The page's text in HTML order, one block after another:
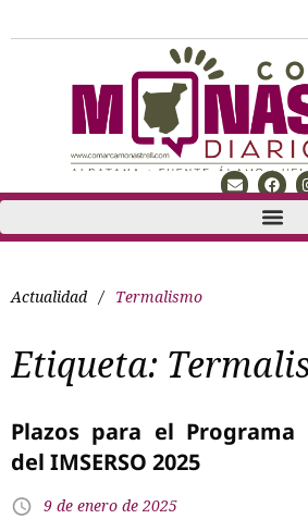
Actualidad / Termalismo
Etiqueta:
Plazos para el Programa
del IMSERSO 2025
9 de enero de 2025